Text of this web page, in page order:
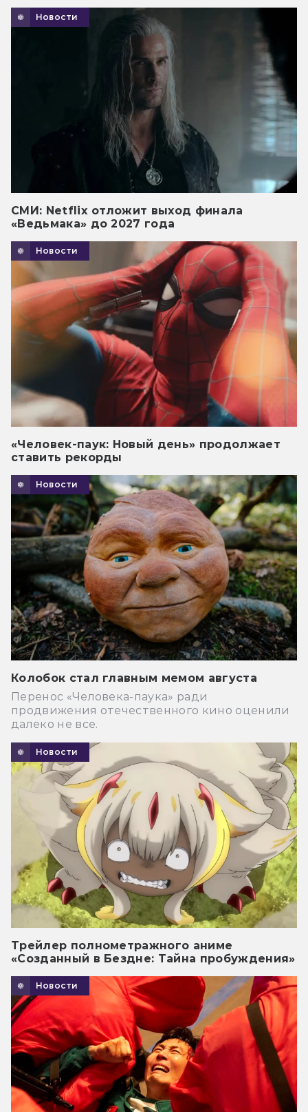
Новости
СМИ: Netflix отложит выход финала
«Ведьмака» до 2027 года
Новости
«Человек-паук: Новый день» продолжает
ставить рекорды
Новости
Колобок стал главным мемом августа
Перенос «Человека-паука» ради
продвижения отечественного кино оценили
далеко не все.
Новости
Трейлер полнометражного аниме
«Созданный в Бездне: Тайна пробуждения»
Новости